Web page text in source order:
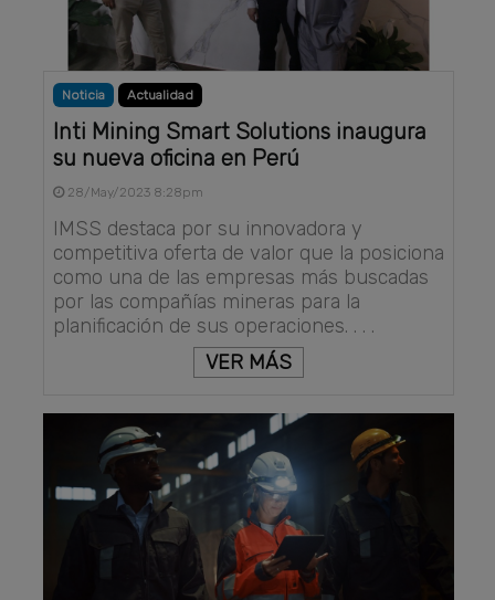
Noticia Actualidad
Inti Mining Smart Solutions inaugura
su nueva oficina en Perú
28/May/2023 8:28pm
IMSS destaca por su innovadora y
competitiva oferta de valor que la posiciona
como una de las empresas más buscadas
por las compañías mineras para la
planificación de sus operaciones. . . .
VER MÁS